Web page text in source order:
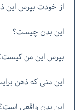
از خودت بپرس
این بدن چیست؟
بپرس این من
این منی که ذهن
این بدن واقعی است؟